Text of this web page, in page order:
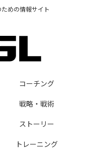
めの情報サイト
コーチング
戦略・戦術
ストーリー
トレーニング